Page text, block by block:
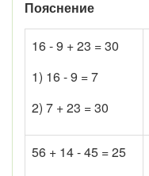
Пояснение
16 - 9 + 23 = 30
1) 16 - 9 = 7
2) 7 + 23 = 30
56 + 14 - 45 = 25